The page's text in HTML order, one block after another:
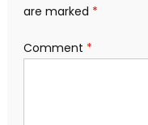
are marked *
Comment *